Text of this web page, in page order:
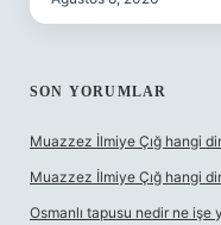
SON YORUMLAR
Muazzez İlmiye Çığ hangi
Muazzez İlmiye Çığ hangi
Osmanlı tapusu nedir ne işe